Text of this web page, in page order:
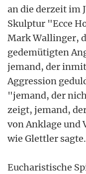
an die derzeit im
Skulptur "Ecce
Mark Wallinger,
gedemütigten
jemand, der
Aggression
"jemand, der
zeigt, jemand,
von Anklage
wie Glettler sagte.
Eucharistische